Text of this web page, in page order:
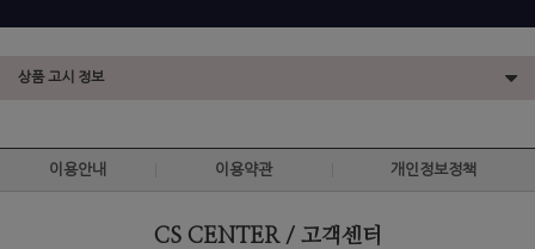
상품 고시 정보
이용안내 이용약관 개인정보정책
CS CENTER / 고객센터